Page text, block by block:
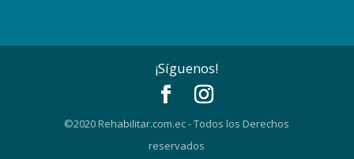
¡Síguenos!
©2020 Rehabilitar.com.ec - Todos los Derechos
reservados